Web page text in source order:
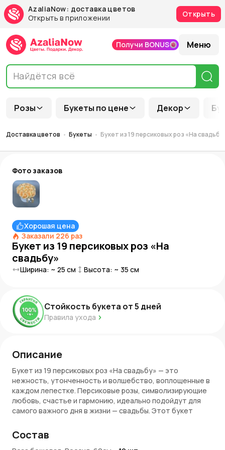
AzaliaNow: доставка цветов
Открыть в приложении
Открыть
Розы Букеты по цене Декор
Получи BONUS Меню
Доставка цветов Букеты Букет из 19 персиковых роз «На
Фото заказов
Хорошая цена
Заказали 226 раз
Букет из 19 персиковых роз «На
свадьбу»
Ширина: ~ 25 см Высота: ~ 35 см
Стойкость букета от5 дней
Правила ухода
Описание
Букет из 19 персиковых роз «На свадьбу» — это
нежность, утонченность и волшебство, воплощенные в
каждом лепестке. Персиковые розы, символизирующие
любовь, счастье и гармонию, идеально подойдут для
самого важного дня в жизни — свадьбы. Этот букет
волшебную обстановку и оставляя уникальные
впечатление. Каждый цветок в этом букете словно
Состав